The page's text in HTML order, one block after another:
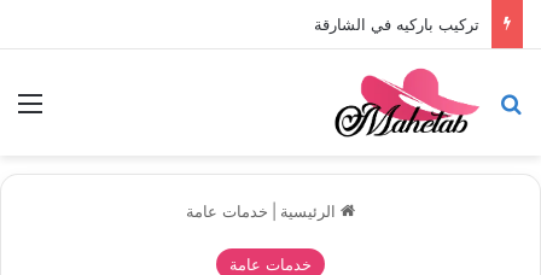
تركيب باركيه في الشارقة
بحث عن
الرئيسية خدمات عامة
خدمات عامة